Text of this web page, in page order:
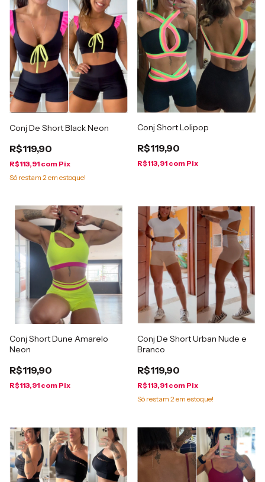
Conj De Short Black Neon
R$119,90
R$113,91 com Pix
Só restam 2em estoque!
Conj Short Lolipop
R$119,90
R$113,91 com Pix
Conj Short Dune Amarelo
Neon
R$119,90
R$113,91 com Pix
Conj De Short Urban Nude e
Branco
R$119,90
R$113,91 com Pix
Só restam 2em estoque!